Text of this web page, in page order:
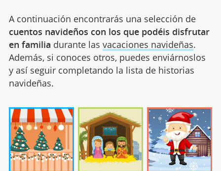
A continuación encontrarás una selección de
cuentos navideños con los que podéis disfrutar
en familia durante las vacaciones navideñas.
Además, si conoces otros, puedes enviárnoslos
y así seguir completando la lista de historias
navideñas.